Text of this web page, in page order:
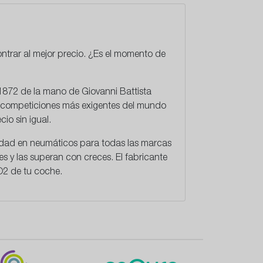
al mejor precio. ¿Es el momento de
de la mano de Giovanni Battista
más exigentes del mundo
sin igual.
en neumáticos para todas las marcas
y las superan con creces. El fabricante
de tu coche.